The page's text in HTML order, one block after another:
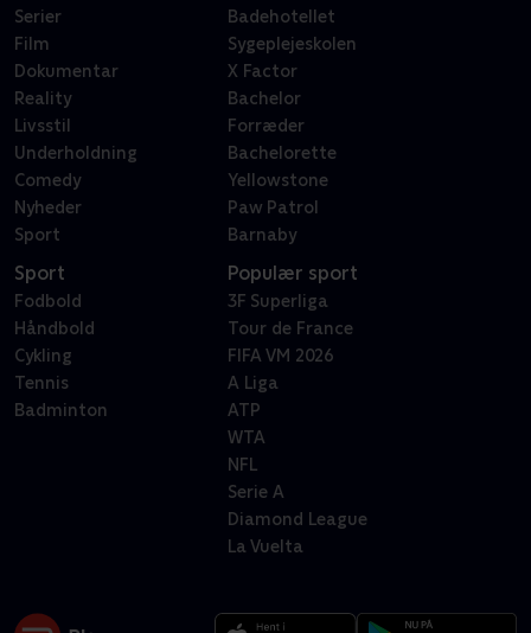
Serier
Film
Dokumentar
Reality
Livsstil
Underholdning
Comedy
Nyheder
Sport
Badehotellet
Sygeplejeskolen
X Factor
Bachelor
Forræder
Bachelorette
Yellowstone
Paw Patrol
Barnaby
Sport
Fodbold
Håndbold
Cykling
Tennis
Badminton
Populær sport
3F Superliga
Tour de France
FIFA VM 2026
A Liga
ATP
WTA
NFL
Serie A
Diamond League
La Vuelta